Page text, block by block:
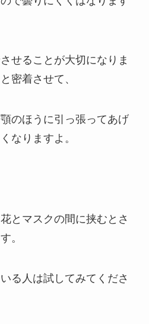
せることが大切になりま
密着させて、
のほうに引っ張ってあげ
なりますよ。
とマスクの間に挟むとさ
。
る人は試してみてくださ